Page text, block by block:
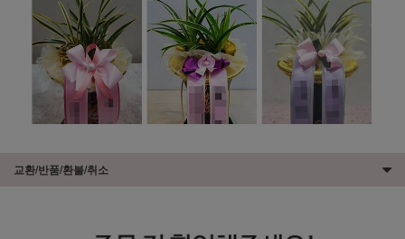
교환/반품/환불/취소